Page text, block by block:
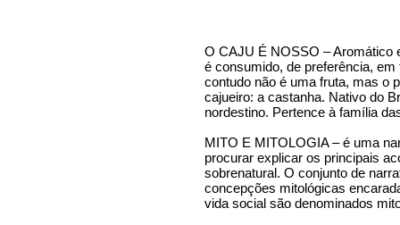
O CAJU É NOSSO – Aromático
é consumido, de preferência,
contudo não é uma fruta, mas o
cajueiro: a castanha. Nativo do
nordestino. Pertence à família
MITO E MITOLOGIA – é uma
procurar explicar os principais
sobrenatural. O conjunto de
concepções mitológicas
vida social são denominados